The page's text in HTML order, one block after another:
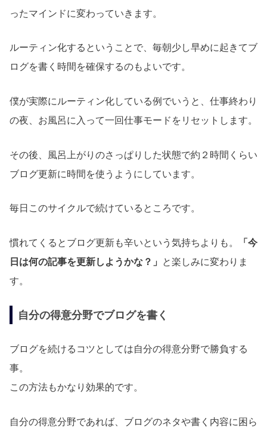
ったマインドに変わっていきます。
ルーティン化するということで、毎朝少し早めに起きてブ
ログを書く時間を確保するのもよいです。
僕が実際にルーティン化している例でいうと、仕事終わり
の夜、お風呂に入って一回仕事モードをリセットします。
その後、風呂上がりのさっぱりした状態で約２時間くらい
ブログ更新に時間を使うようにしています。
毎日このサイクルで続けているところです。
慣れてくるとブログ更新も辛いという気持ちよりも。
「今
日は何の記事を更新しようかな？」
と楽しみに変わりま
す。
自分の得意分野でブログを書く
ブログを続けるコツとしては自分の得意分野で勝負する
事。
この方法もかなり効果的です。
自分の得意分野であれば、ブログのネタや書く内容に困ら